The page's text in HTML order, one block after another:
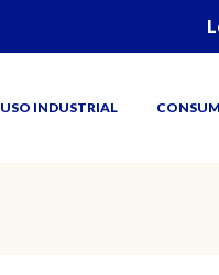
USO INDUSTRIAL